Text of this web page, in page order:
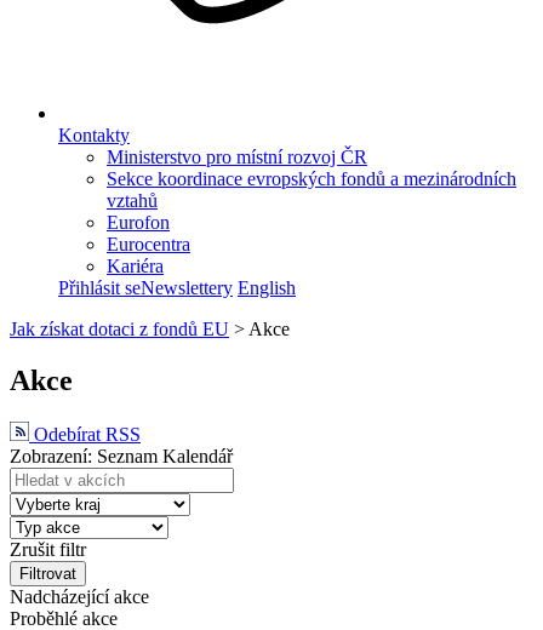
Kontakty
Ministerstvo pro místní rozvoj ČR
Sekce koordinace evropských fondů a mezinárodních
vztahů
Eurofon
Eurocentra
Kariéra
Přihlásit seNewslettery English
Jak získat dotaci z fondů EU > Akce
Akce
Odebírat RSS
Zobrazení: Seznam Kalendář
Zrušit filtr
Filtrovat
Nadcházející akce
Proběhlé akce